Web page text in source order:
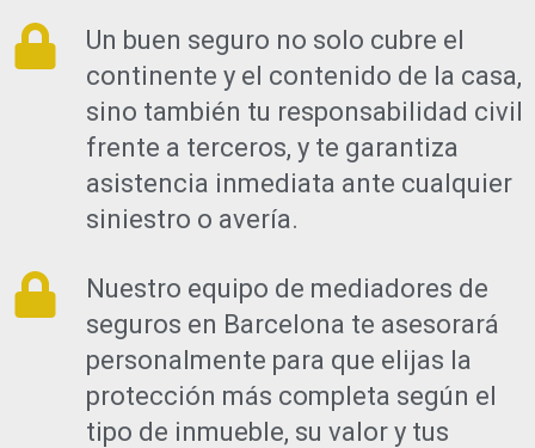
Un buen seguro no solo cubre el
continente y el contenido de la casa,
sino también tu responsabilidad civil
frente a terceros, y te garantiza
asistencia inmediata ante cualquier
siniestro o avería.
Nuestro equipo de mediadores de
seguros en Barcelona te asesorará
personalmente para que elijas la
protección más completa según el
tipo de inmueble, su valor y tus